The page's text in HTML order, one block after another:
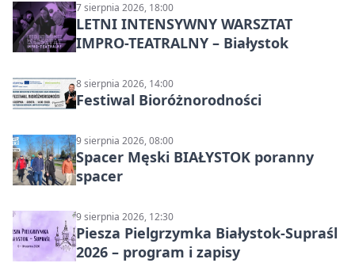
7 sierpnia 2026, 18:00
LETNI INTENSYWNY WARSZTAT
IMPRO-TEATRALNY – Białystok
8 sierpnia 2026, 14:00
Festiwal Bioróżnorodności
9 sierpnia 2026, 08:00
Spacer Męski BIAŁYSTOK poranny
spacer
9 sierpnia 2026, 12:30
Piesza Pielgrzymka Białystok-Supraśl
2026 – program i zapisy